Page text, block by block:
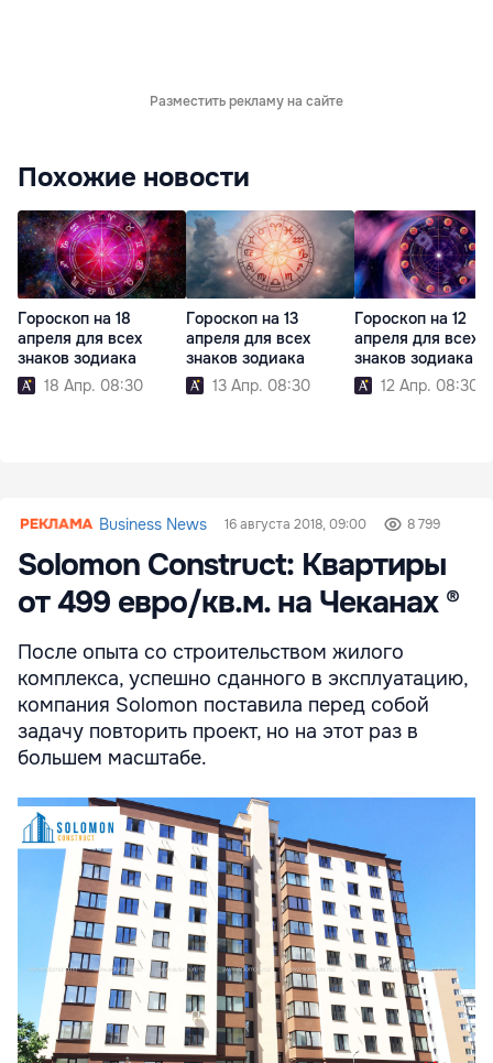
Разместить рекламу на сайте
Похожие новости
Гороскоп на 18
апреля для всех
знаков зодиака
18 Апр. 08:30
Гороскоп на 13
апреля для всех
знаков зодиака
13 Апр. 08:30
Гороскоп на 12
апреля для всех
знаков зодиака
12 Апр. 08:30
Business News 16 августа 2018, 09:00 8 799
Solomon Construct: Квартиры
от 499 евро/кв.м. на Чеканах ®
После опыта со строительством жилого
комплекса, успешно сданного в эксплуатацию,
компания Solomon поставила перед собой
задачу повторить проект, но на этот раз в
большем масштабе.